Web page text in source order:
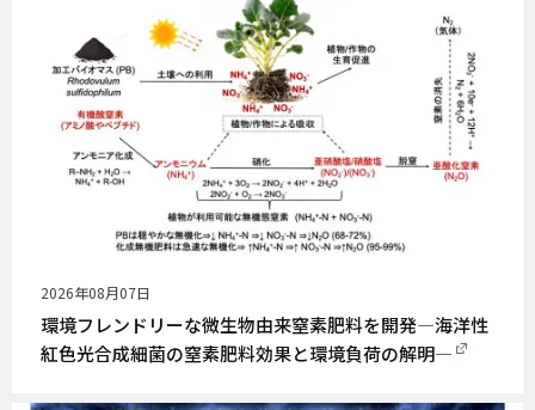
公
開
日
2026年08月07日
環境フレンドリーな微生物由来窒素肥料を開発―海洋性
紅色光合成細菌の窒素肥料効果と環境負荷の解明―